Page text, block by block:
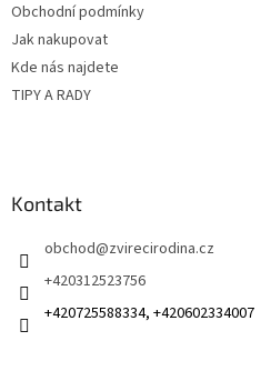
Obchodní podmínky
Jak nakupovat
Kde nás najdete
TIPY A RADY
Kontakt
obchod@zvirecirodina.cz
+420312523756
+420725588334, +420602334007